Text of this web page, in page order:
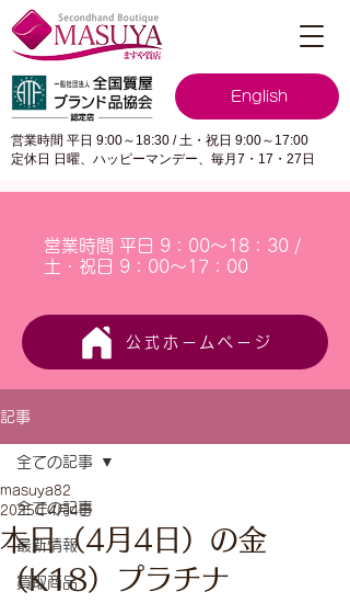
English
営業時間 平日 9:00～18:30 / 土・祝日 9:00～17:00
定休日 日曜、ハッピーマンデー、毎月7・17・27日
営業時間 平日 9：00～18：30 /
土・祝日 9：00～17：00
公式ホームページ
記事
全ての記事
最新情報
買取商品
全ての記事
本日（4月4日）の金
（K18）プラチナ
masuya82
2025年4月4日